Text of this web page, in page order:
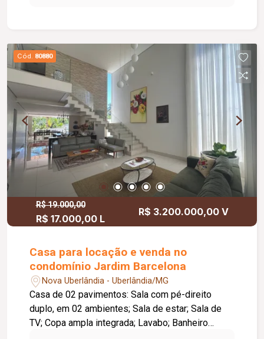
Cód. 80880
R$ 19.000,00
R$ 17.000,00 L
R$ 3.200.000,00 V
Casa para locação e venda no
condomínio Jardim Barcelona
Nova Uberlândia - Uberlândia/MG
Casa de 02 pavimentos: Sala com pé-direito
duplo, em 02 ambientes; Sala de estar; Sala de
TV; Copa ampla integrada; Lavabo; Banheiro